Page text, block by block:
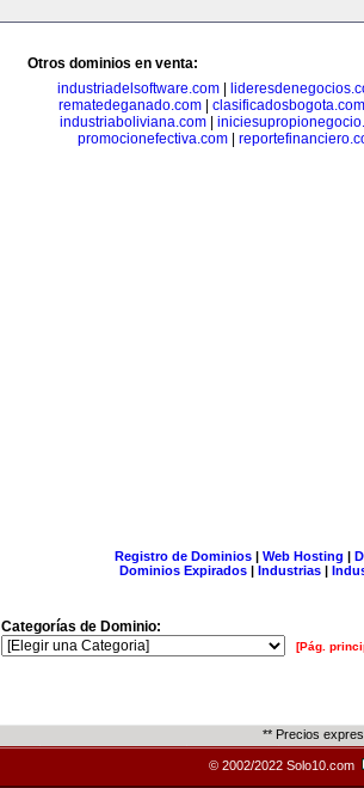
Otros dominios en venta:
industriadelsoftware.com
rematedeganado.com| clasificadosbogota.com
industriaboliviana.com|
promocionefectiva.com
Registro de Dominios| Web Hosting |
Dominios Expirados | Industrias |
Categorías de Dominio:
[Pág.
** Precios
© 2002/2022 Solo10.com